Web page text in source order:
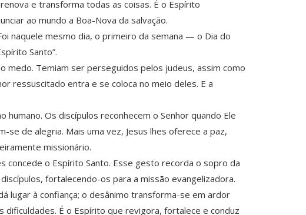
e transforma todas as coisas. É o Espírito
ao mundo a Boa-Nova da salvação.
naquele mesmo dia, o primeiro da semana — o Dia do
Santo”.
medo. Temiam ser perseguidos pelos judeus, assim como
ressuscitado entra e se coloca no meio deles. E a
Os discípulos reconhecem o Senhor quando Ele
se de alegria. Mais uma vez, Jesus lhes oferece a paz,
missionário.
concede o Espírito Santo. Esse gesto recorda o sopro da
fortalecendo-os para a missão evangelizadora.
lugar à confiança; o desânimo transforma-se em ardor
dificuldades. É o Espírito que revigora, fortalece e conduz